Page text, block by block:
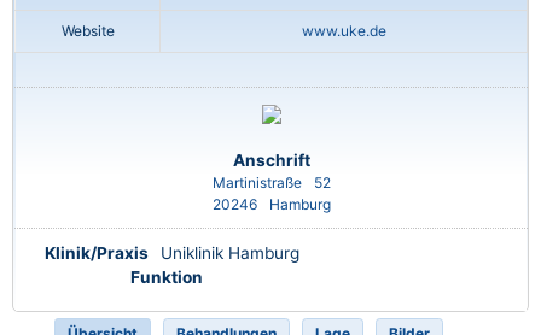
Website www.uke.de
Anschrift
Martinistraße
52
20246
Hamburg
Klinik/Praxis
Uniklinik Hamburg
Funktion